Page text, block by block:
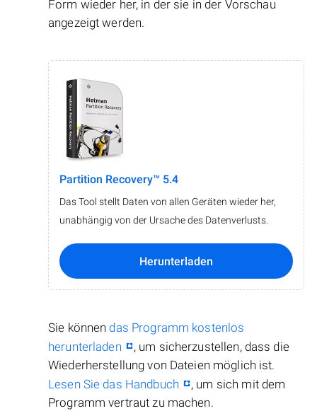
Form wieder her, in der sie in der Vorschau
angezeigt werden.
Partition Recovery™ 5.4
Das Tool stellt Daten von allen Geräten wieder her,
unabhängig von der Ursache des Datenverlusts.
Herunterladen
Sie können das Programm kostenlos
herunterladen
, um sicherzustellen, dass die
Wiederherstellung von Dateien möglich ist.
Lesen Sie das Handbuch
, um sich mit dem
Programm vertraut zu machen.